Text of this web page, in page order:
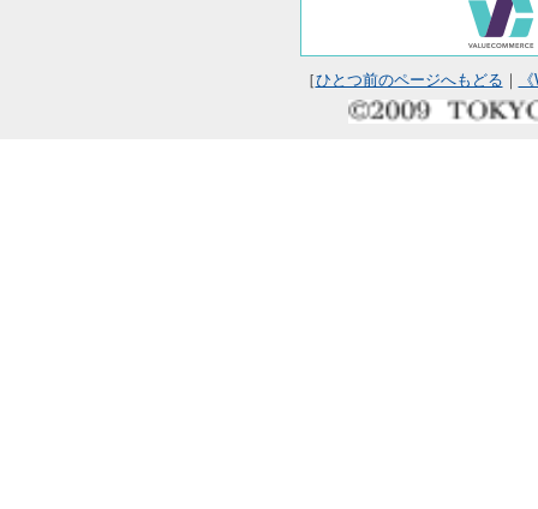
［ひとつ前のページへもどる ｜